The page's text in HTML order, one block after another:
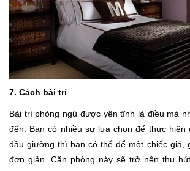
7. Cách bài trí
Bài trí phòng ngủ được yên tĩnh là điều mà
đến. Bạn có nhiều sự lựa chọn để thực hiện
đầu giường thì bạn có thể để một chiếc giá,
đơn giản. Căn phòng này sẽ trở nên thu